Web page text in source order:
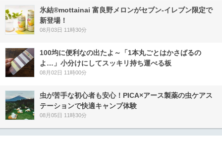
氷結®mottainai 富良野メロンがセブン‐イレブン限定で
新登場！
08月03日 11時30分
100均に便利なの出たよ～「1本丸ごとはかさばるの
よ…」小分けにしてスッキリ持ち運べる板
08月02日 11時00分
虫が苦手な初心者も安心！PICA×アース製薬の虫ケアス
テーションで快適キャンプ体験
08月05日 11時30分